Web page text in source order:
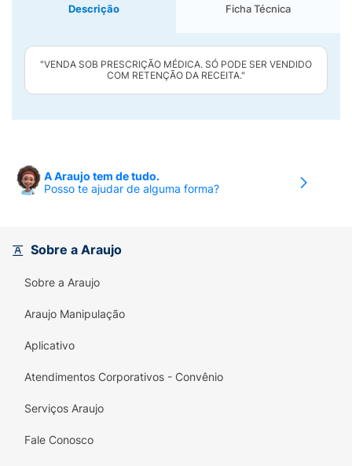
Descrição Ficha Técnica
"VENDA SOB PRESCRIÇÃO MÉDICA. SÓ PODE SER VENDIDO
COM RETENÇÃO DA RECEITA."
A Araujo tem de tudo.
Posso te ajudar de alguma forma?
Sobre a Araujo
Sobre a Araujo
Araujo Manipulação
Aplicativo
Atendimentos Corporativos - Convênio
Serviços Araujo
Fale Conosco